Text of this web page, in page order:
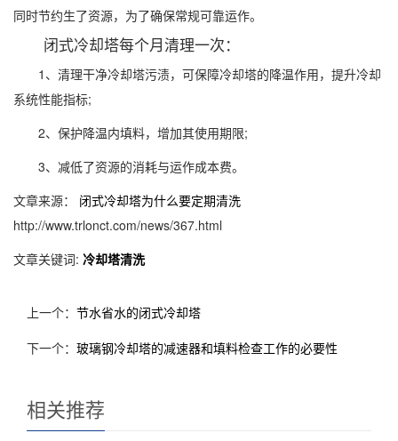
同时节约生了资源，为了确保常规可靠运作。
闭式冷却塔每个月清理一次：
1、清理干净冷却塔污渍，可保障冷却塔的降温作用，提升冷却
系统性能指标;
2、保护降温内填料，增加其使用期限;
3、减低了资源的消耗与运作成本费。
文章来源：
闭式冷却塔为什么要定期清洗
http://www.trlonct.com/news/367.html
文章关键词: 冷却塔清洗
上一个： 节水省水的闭式冷却塔
下一个： 玻璃钢冷却塔的减速器和填料检查工作的必要性
相关推荐